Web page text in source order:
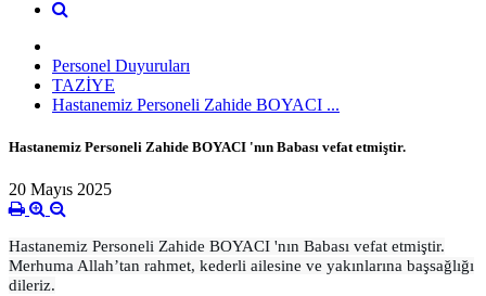
Personel Duyuruları
TAZİYE
Hastanemiz Personeli Zahide BOYACI ...
Hastanemiz Personeli Zahide BOYACI 'nın Babası vefat etmiştir.
20 Mayıs 2025
Hastanemiz Personeli Zahide BOYACI 'nın Babası vefat etmiştir.
Merhuma Allah’tan rahmet, kederli ailesine ve yakınlarına başsağlığı
dileriz.